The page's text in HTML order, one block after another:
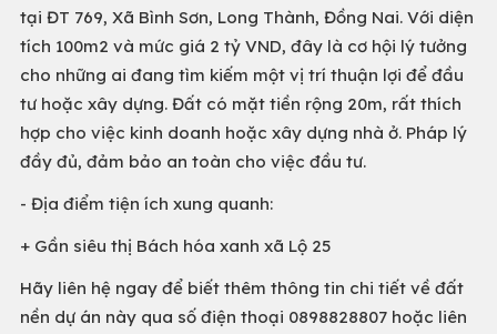
tại ĐT 769, Xã Bình Sơn, Long Thành, Đồng Nai. Với diện
tích 100m2 và mức giá 2 tỷ VND, đây là cơ hội lý tưởng
cho những ai đang tìm kiếm một vị trí thuận lợi để đầu
tư hoặc xây dựng. Đất có mặt tiền rộng 20m, rất thích
hợp cho việc kinh doanh hoặc xây dựng nhà ở. Pháp lý
đầy đủ, đảm bảo an toàn cho việc đầu tư.
- Địa điểm tiện ích xung quanh:
+ Gần siêu thị Bách hóa xanh xã Lộ 25
Hãy liên hệ ngay để biết thêm thông tin chi tiết về đất
nền dự án này qua số điện thoại 0898828807 hoặc liên